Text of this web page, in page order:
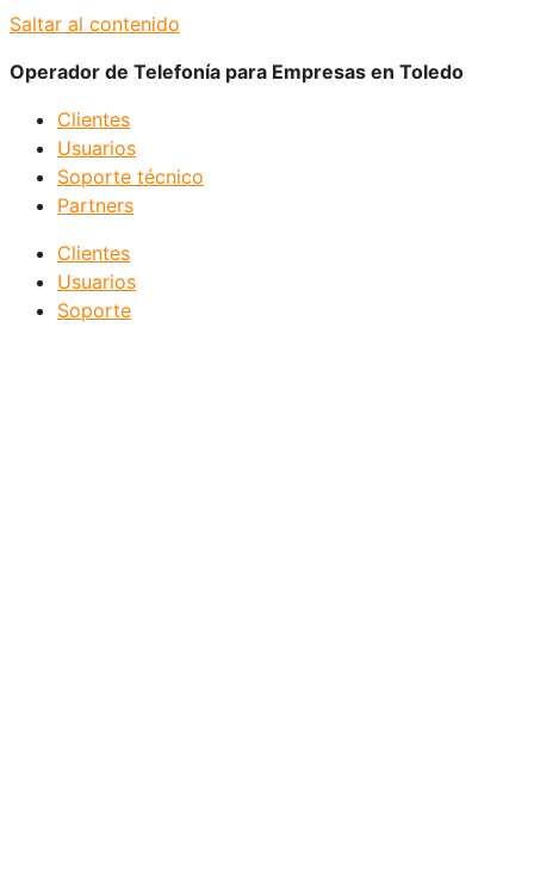
Saltar al contenido
Operador de Telefonía para Empresas en Toledo
Clientes
Usuarios
Soporte técnico
Partners
Clientes
Usuarios
Soporte